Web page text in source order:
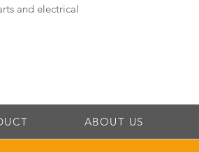
and electrical
ABOUT US